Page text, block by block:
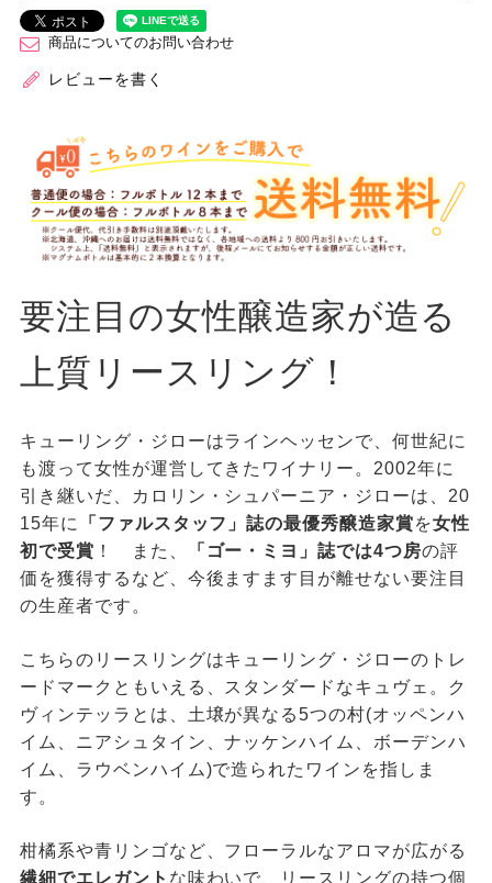
商品についてのお問い合わせ
レビューを書く
要注目の女性醸造家が造る
上質リースリング！
キューリング・ジローはラインヘッセンで、何世紀に
も渡って女性が運営してきたワイナリー。2002年に
引き継いだ、カロリン・シュパーニア・ジローは、20
15年に
「ファルスタッフ」誌の最優秀醸造家賞を女性
初で受賞 ！ また、 「ゴー・ミヨ」誌では4つ房の評
価を獲得するなど、今後ますます目が離せない要注目
の生産者です。
こちらのリースリングはキューリング・ジローのトレ
ードマークともいえる、スタンダードなキュヴェ。ク
ヴィンテッラとは、土壌が異なる5つの村(オッペンハ
イム、ニアシュタイン、ナッケンハイム、ボーデンハ
イム、ラウベンハイム)で造られたワインを指しま
す。
柑橘系や青リンゴなど、フローラルなアロマが広がる
繊細でエレガント な味わいで、リースリングの持つ個